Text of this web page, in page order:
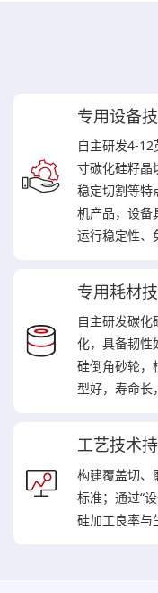
专用设备
自主研发4-
寸碳化硅籽晶
稳定切割等特
机产品，设备
运行稳定性、
专用耗材
自主研发碳
化，具备韧性
硅倒角砂轮，
型好，寿命长
工艺技术
构建覆盖切、
标准；通过“
硅加工良率与